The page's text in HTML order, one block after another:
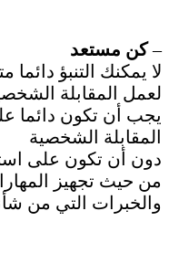
–كن مستعد
لا يمكنك التنبؤ
لعمل المقابلة
يجب أن تكون دائما
المقابلة الشخصية
دون أن تكون على
من حيث تجهيز
والخبرات التي من